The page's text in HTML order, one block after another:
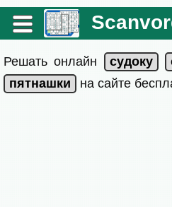
Решать онлайн
на сайте